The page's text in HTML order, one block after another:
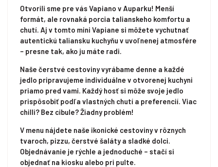
Otvorili sme pre vás Vapiano v Auparku! Menší
formát, ale rovnaká porcia talianskeho komfortu a
chutí. Aj v tomto mini Vapiane si môžete vychutnať
autentickú taliansku kuchyňu v uvoľnenej atmosfére
– presne tak, ako ju máte radi.
Naše čerstvé cestoviny vyrábame denne a každé
jedlo pripravujeme individuálne v otvorenej kuchyni
priamo pred vami. Každý hosť si môže svoje jedlo
prispôsobiť podľa vlastných chutí a preferencií. Viac
chilli? Bez cibule? Žiadny problém!
V menu nájdete naše ikonické cestoviny v rôznych
tvaroch, pizzu, čerstvé šaláty a sladké dolci.
Objednávanie je rýchle a jednoduché – stačí si
objednať na kiosku alebo pri pulte.